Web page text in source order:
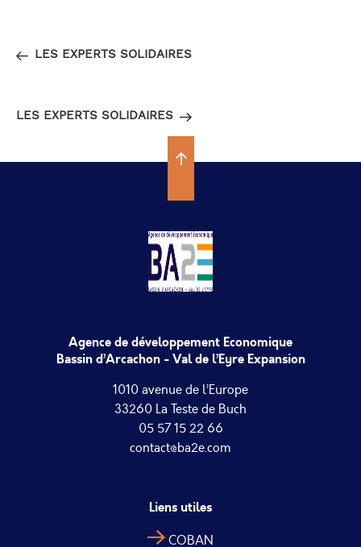
l’article
précédent
LES EXPERTS SOLIDAIRES
suivant
LES EXPERTS SOLIDAIRES
Agence de développement Economique
Bassin d’Arcachon - Val de l’Eyre Expansion
1010 avenue de l’Europe
33260 La Teste de Buch
05 57 15 22 66
contact@ba2e.com
Liens utiles
COBAN